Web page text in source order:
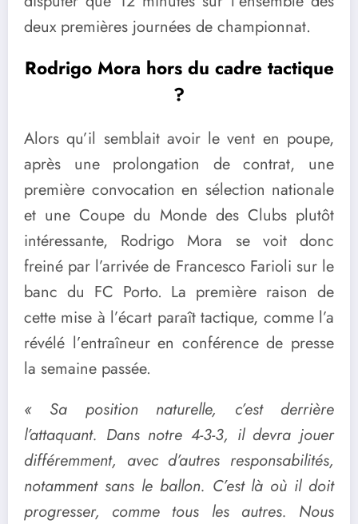
deux premières journées de championnat.
Rodrigo Mora hors du cadre tactique
?
Alors qu’il semblait avoir le vent en poupe,
après une prolongation de contrat, une
première convocation en sélection nationale
et une Coupe du Monde des Clubs plutôt
intéressante, Rodrigo Mora se voit donc
freiné par l’arrivée de Francesco Farioli sur le
banc du FC Porto. La première raison de
cette mise à l’écart paraît tactique, comme l’a
révélé l’entraîneur en conférence de presse
la semaine passée.
« Sa position naturelle, c’est derrière
l’attaquant. Dans notre 4-3-3, il devra jouer
différemment, avec d’autres responsabilités,
notamment sans le ballon. C’est là où il doit
progresser, comme tous les autres. Nous